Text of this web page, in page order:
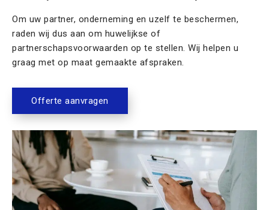
Om uw partner, onderneming en uzelf te beschermen,
raden wij dus aan om huwelijkse of
partnerschapsvoorwaarden op te stellen. Wij helpen u
graag met op maat gemaakte afspraken.
Offerte aanvragen